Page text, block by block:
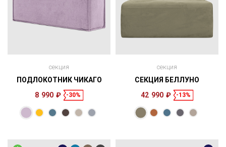
секция
ПОДЛОКОТНИК ЧИКАГО
8 990 ₽
-30%
Размеры
Спальное
секция
СЕКЦИЯ БЕЛЛУНО
42 990 ₽
-13%